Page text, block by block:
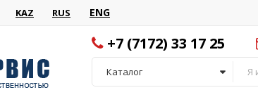
KAZ RUS ENG
+7 (7172) 33 17 25
Каталог